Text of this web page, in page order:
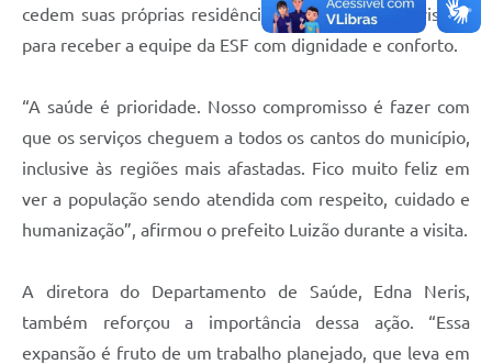
cedem suas próprias residências como espaço provisório
para receber a equipe da ESF com dignidade e conforto.
“A saúde é prioridade. Nosso compromisso é fazer com
que os serviços cheguem a todos os cantos do município,
inclusive às regiões mais afastadas. Fico muito feliz em
ver a população sendo atendida com respeito, cuidado e
humanização”, afirmou o prefeito Luizão durante a visita.
A diretora do Departamento de Saúde, Edna Neris,
também reforçou a importância dessa ação. “Essa
expansão é fruto de um trabalho planejado, que leva em